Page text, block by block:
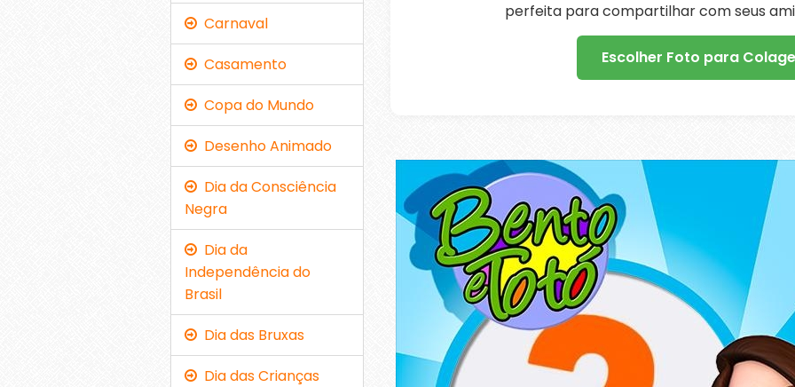
perfeita para compartilhar com seus
Escolher Foto para
Carnaval
Casamento
Copa do Mundo
Desenho Animado
Dia da Consciência
Negra
Dia da
Independência do
Brasil
Dia das Bruxas
Dia das Crianças